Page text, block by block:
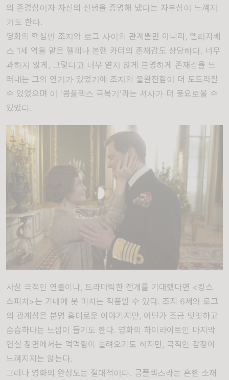
의 존경심이자 자신의 신념을 증명해 냈다는 자부심이 느껴지
기도 한다.
영화의 핵심인 조지와 로그 사이의 관계뿐만 아니라, 엘리자베
스 1세 역을 맡은 헬레나 본햄 카터의 존재감도 상당하다. 너무
과하지 않게, 그렇다고 너무 옅지 않게 분명하게 존재감을 드
러내는 그의 연기가 있었기에 조지의 불완전함이 더 도드라질
수 있었으며 이 '콤플렉스 극복기'라는 서사가 더 풍요로울 수
있었다.
사실 극적인 연출이나, 드라마틱한 전개를 기대했다면 <킹스
스피치>는 기대에 못 미치는 작품일 수 있다. 조지 6세와 로그
의 관계성은 분명 흥미로운 이야기지만, 어딘가 조금 밋밋하고
슴슴하다는 느낌이 들기도 한다. 영화의 하이라이트인 마지막
연설 장면에서는 먹먹함이 몰려오기도 하지만, 극적인 감정이
느껴지지는 않는다.
그러나 영화의 완성도는 절대적이다. 콤플렉스라는 흔한 소재